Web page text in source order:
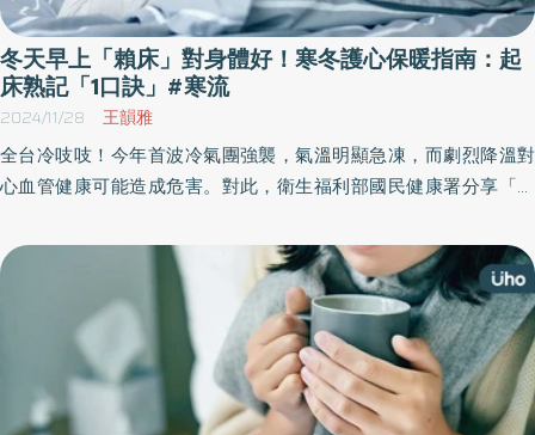
有充足且高品質的深層睡眠，才能讓細胞進行修復工程，確保隔日
醒來精神飽滿，維持良好的免疫力與代謝功能。 五、覺察情緒與警
訊：黃金救援時刻 穩定情緒： 避免情緒大起大落，減少心臟負擔。
警覺症狀： 若出現胸悶、胸痛、頭暈、心悸、喘不過氣、半身無力
等徵兆，切勿輕忽，應立即就醫檢查。 陳松義醫師的小叮嚀：平時
多保養，健康活到老 面對寒冬，除了上述五點策略，陳院長也提醒
大家，健康是一場馬拉松。維持「健康飲食、規律運動、充足睡
實的盾牌。 圖/抗衰專家 陳松義醫師
冬天早上「賴床」對身體好！寒冬護心保暖指南：起
床熟記「1口訣」#寒流
2024/11/28 王韻雅
全台冷吱吱！今年首波冷氣團強襲，氣溫明顯急凍，而劇烈降溫對
心血管健康可能造成危害。對此，衛生福利部國民健康署分享「寒
血管的負擔；國康署署長吳昭軍也提醒，低溫或溫度驟降都會造成
血管收縮，容易使血壓上升，在長者尤其明顯，有服藥的民眾建議